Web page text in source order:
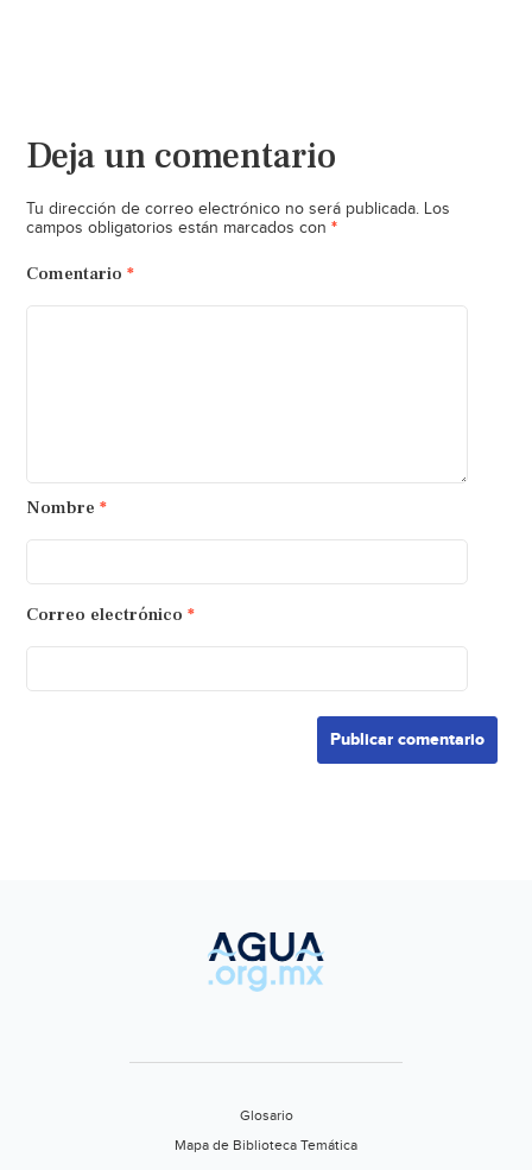
Deja un comentario
Tu dirección de correo electrónico no será publicada. Los
campos obligatorios están marcados con *
Comentario *
Nombre *
Correo electrónico *
Glosario
Mapa de Biblioteca Temática